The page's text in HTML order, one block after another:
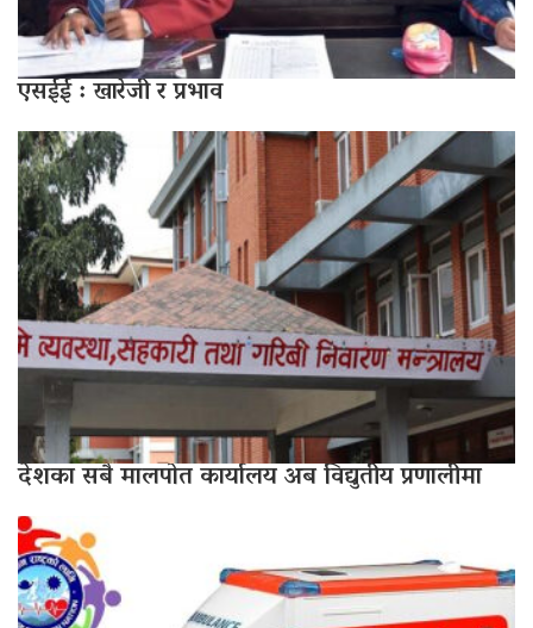
एसईई : खारेजी र प्रभाव
देशका सबै मालपोत कार्यालय अब विद्युतीय प्रणालीमा